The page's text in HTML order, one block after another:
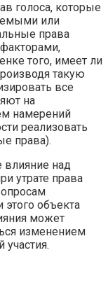
голоса, которые
или
права
того, имеет ли
такую
все
на
намерений
реализовать
права).
влияние над
утрате права
объекта
может
изменением